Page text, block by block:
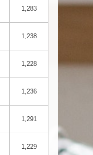
1,283
1,238
1,228
1,236
1,291
1,229